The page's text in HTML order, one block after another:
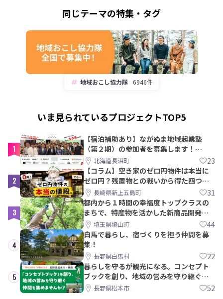
同じテーマの特集・タグ
地域おこし協力隊 6946件
いま見られているプロジェクトTOP5
1
【宿泊補助あり】ながぬま地域起業塾
（第２期）の参加者を募集します！
【8/21〆】
北海道長沼町 23
2
【コラム】空き家のゼロ円物件は本当に
ゼロ円？残置物との戦いから得た四つの
教訓｜新上五島町
長崎県新上五島町 31
3
都内から１時間の幸福度トップクラスの
まちで、特産物を活かした新商品開発＆
PRメンバー募集！
埼玉県鳩山町 44
4
白馬で暮らし、宿づくりを担う仲間を募
集！
長野県白馬村 22
5
暮らしを守るが観光になる。コンセプト
ブックを創り、地域の営みを守り継ぐ仲
間を集めませんか？
長野県松本市 52